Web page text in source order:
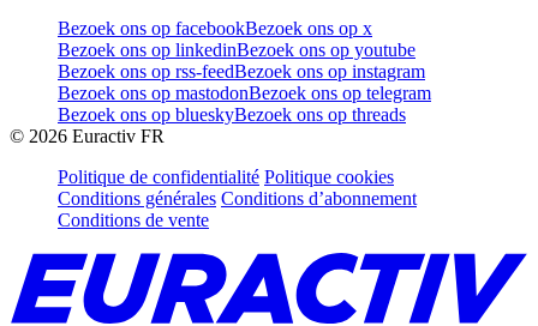
Bezoek ons op facebookBezoek ons op x
Bezoek ons op linkedinBezoek ons op youtube
Bezoek ons op rss-feedBezoek ons op instagram
Bezoek ons op mastodonBezoek ons op telegram
Bezoek ons op blueskyBezoek ons op threads
© 2026 Euractiv FR
Politique de confidentialité Politique cookies
Conditions générales Conditions d’abonnement
Conditions de vente